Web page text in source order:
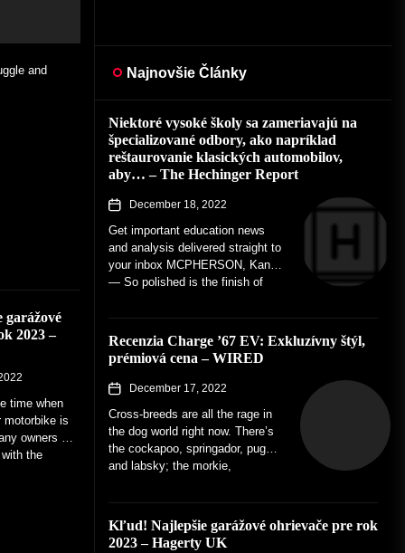
and
be at their
Prvá časť
2023 –
time when
is
owners will
the
Najnovšie Články
Niektoré vysoké školy sa zameriavajú na
špecializované odbory, ako napríklad
reštaurovanie klasických automobilov,
aby… – The Hechinger Report
December 18, 2022
Get important education news
and analysis delivered straight to
your inbox MCPHERSON, Kan.
— So polished is the finish of
Recenzia Charge ’67 EV: Exkluzívny štýl,
prémiová cena – WIRED
December 17, 2022
Cross-breeds are all the rage in
the dog world right now. There’s
the cockapoo, springador, puggle
and labsky; the morkie,
idea...
Kľud! Najlepšie garážové ohrievače pre rok
2023 – Hagerty UK